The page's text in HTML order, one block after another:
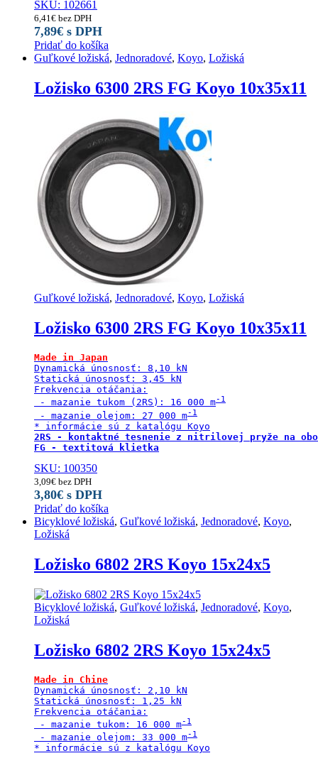
SKU: 102661
6,41 € bez DPH
7,89€ s DPH
Pridať do košíka
Guľkové ložiská, Jednoradové, Koyo, Ložiská
Ložisko 6300 2RS FG Koyo 10x35x11
Guľkové ložiská, Jednoradové, Koyo, Ložiská
Ložisko 6300 2RS FG Koyo 10x35x11
Made in Japan
Dynamická únosnosť: 8,10 kN
Statická únosnosť: 3,45 kN
Frekvencia otáčania:
- mazanie tukom (2RS): 16 000 m
- mazanie olejom: 27 000 m
2RS - kontaktné tesnenie z nitrilovej pryže na
FG - textitová klietka
SKU: 100350
3,09€ bez DPH
3,80€ s DPH
Pridať do košíka
Bicyklové ložiská, Guľkové ložiská, Jednoradové, Koyo,
Ložiská
Ložisko 6802 2RS Koyo 15x24x5
Bicyklové ložiská, Guľkové ložiská, Jednoradové, Koyo,
Ložiská
Ložisko 6802 2RS Koyo 15x24x5
Made in Chine
Dynamická únosnosť: 2,10 kN
Statická únosnosť: 1,25 kN
Frekvencia otáčania:
- mazanie tukom: 16 000 m
- mazanie olejom: 33 000 m
* informácie sú z katalógu Koyo